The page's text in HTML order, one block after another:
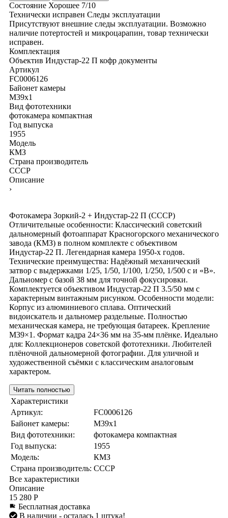
Состояние Хорошее 7/10
Технически исправен Следы эксплуатации
Присутствуют внешние следы эксплуатации. Возможно
наличие потертостей и микроцарапин, товар технически
исправен.
Комплектация
Объектив Индустар-22 П кофр документы
Артикул
FC0006126
Байонет камеры
M39x1
Вид фототехники
фотокамера компактная
Год выпуска
1955
Модель
КМЗ
Страна производитель
СССР
Описание
›
Фотокамера Зоркий-2 + Индустар-22 П (СССР)
Отличительные особенности: Классический советский
дальномерный фотоаппарат Красногорского механического
завода (КМЗ) в полном комплекте с объективом
Индустар-22 П. Легендарная камера 1950-х годов.
Технические преимущества: Надёжный механический
затвор с выдержками 1/25, 1/50, 1/100, 1/250, 1/500 с и «В».
Дальномер с базой 38 мм для точной фокусировки.
Комплектуется объективом Индустар-22 П 3.5/50 мм с
характерным винтажным рисунком. Особенности модели:
Корпус из алюминиевого сплава. Оптический
видоискатель и дальномер раздельные. Полностью
механическая камера, не требующая батареек. Крепление
М39×1. Формат кадра 24×36 мм на 35-мм плёнке. Идеально
для: Коллекционеров советской фототехники. Любителей
плёночной дальномерной фотографии. Для уличной и
художественной съёмки с классическим аналоговым
характером.
Читать полностью
Характеристики
Артикул:
FC0006126
Байонет камеры:
M39x1
Вид фототехники:
фотокамера компактная
Год выпуска:
1955
Модель:
КМЗ
Страна производитель: СССР
Все характеристики
Описание
15 280 Р
Бесплатная доставка
В наличии - осталась 1 штука!